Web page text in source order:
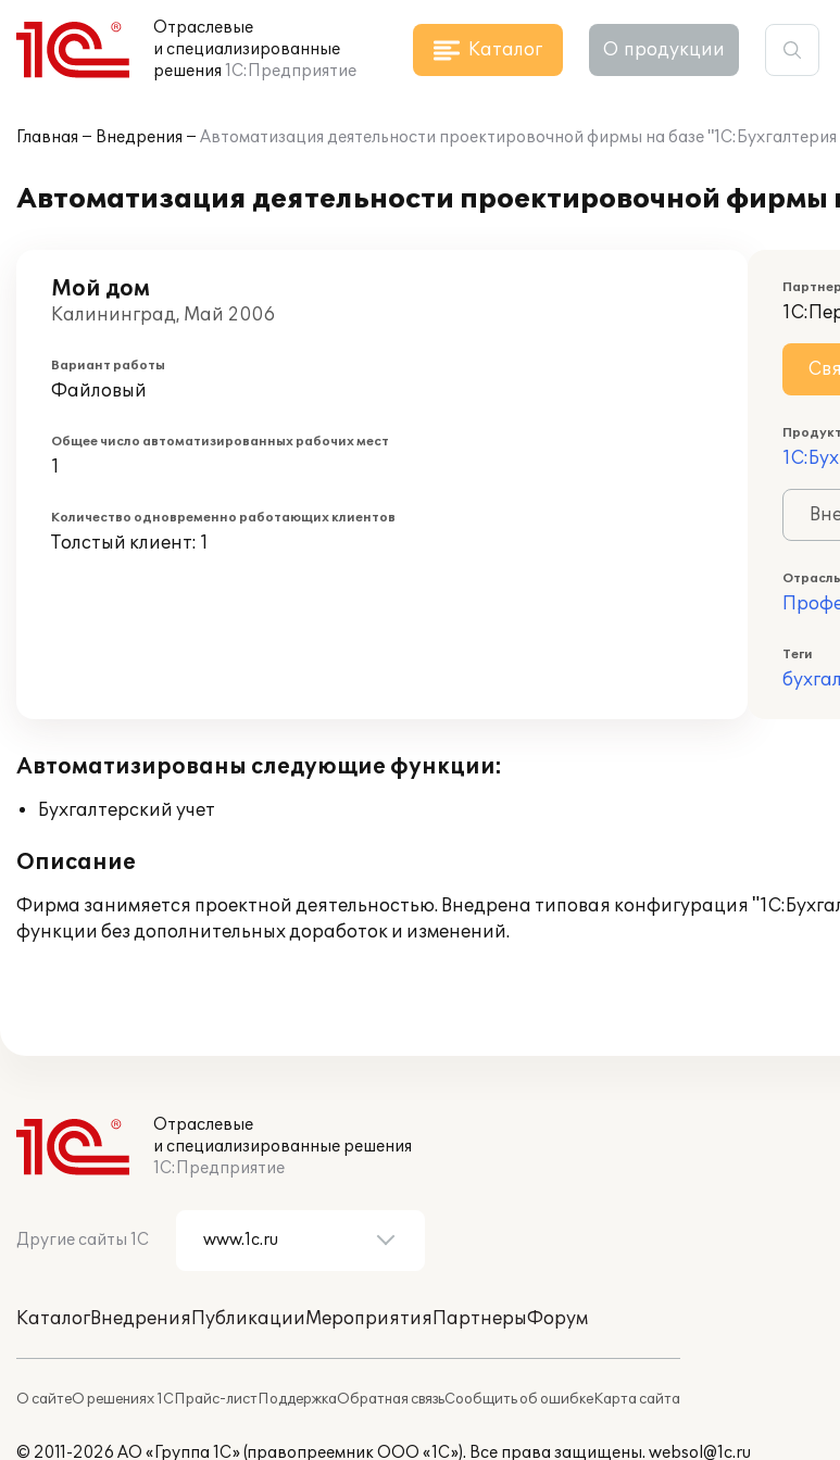
Отраслевые
и специализированные
решения 1С:Предприятие
Каталог О продукции
Главная Внедрения Автоматизация деятельности проектировочной фирмы на базе "1С:Бухгалтерия
Автоматизация деятельности проектировочной фирмы
Мой дом
Калининград, Май 2006
Вариант работы
Файловый
Общее число автоматизированных рабочих мест
1
Количество одновременно работающих клиентов
Толстый клиент: 1
Продукт
Теги
Автоматизированы следующие функции:
Бухгалтерский учет
Описание
Фирма занимяется проектной деятельностью. Внедрена типовая конфигурация
функции без дополнительных доработок и изменений.
Отраслевые
и специализированные решения
1С:Предприятие
Другие сайты 1С
КаталогВнедренияПубликацииМероприятияПартнерыФорум
О сайтеО решениях 1СПрайс-листПоддержкаОбратная связьСообщить об ошибкеКарта сайта
© 2011-2026 АО «Группа 1С» (правопреемник ООО «1С»). Все права защищены. websol@1c.ru